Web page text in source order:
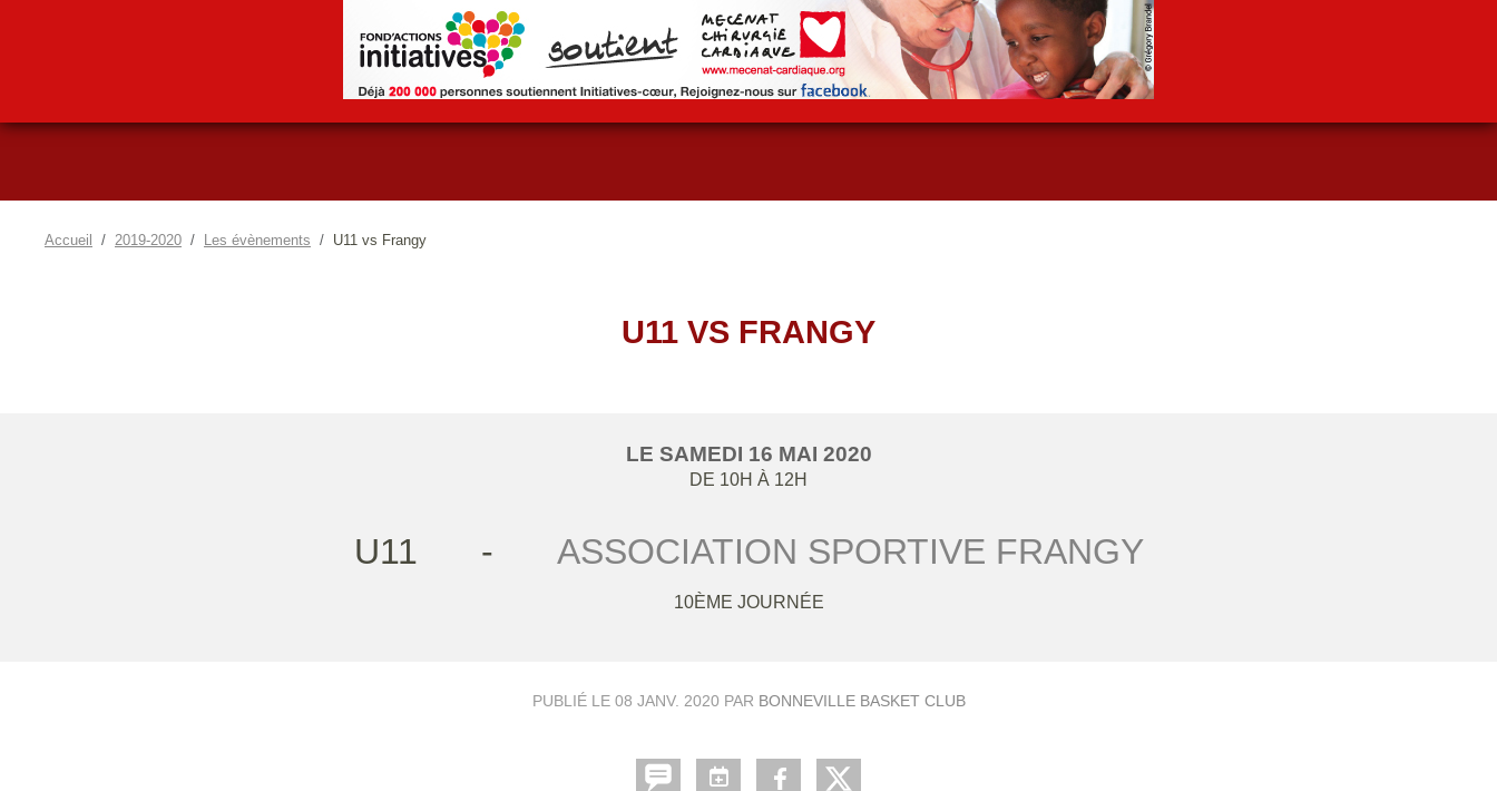
Accueil 2019-2020 Les évènements U11 vs Frangy
U11 VS FRANGY
LE SAMEDI 16 MAI 2020
DE 10H À 12H
U11 - ASSOCIATION SPORTIVE FRANGY
10ÈME JOURNÉE
PUBLIÉ LE 08 JANV. 2020 PAR BONNEVILLE BASKET CLUB